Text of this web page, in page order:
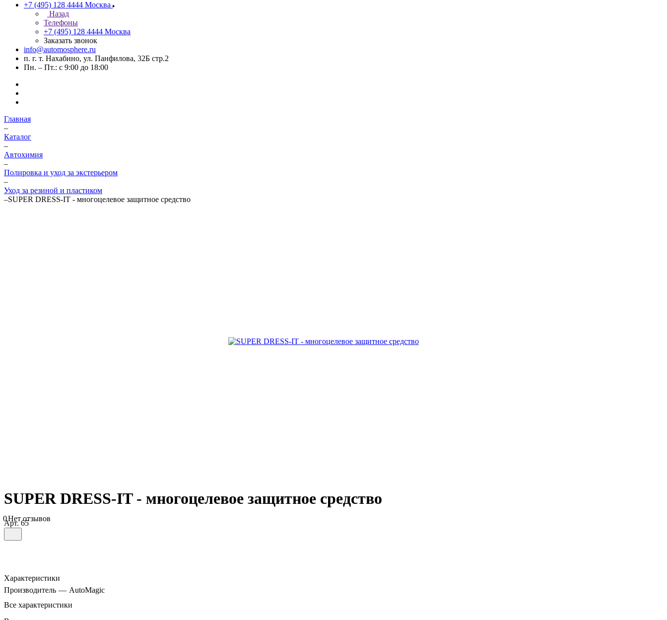
+7 (495) 128 4444 Москва
Назад
Телефоны
+7 (495) 128 4444 Москва
Заказать звонок
info@automosphere.ru
п. г. т. Нахабино, ул. Панфилова, 32Б стр.2
Пн. – Пт.: с 9:00 до 18:00
Главная
–
Каталог
–
Автохимия
–
Полировка и уход за экстерьером
–
Уход за резиной и пластиком
–SUPER DRESS-IT - многоцелевое защитное средство
SUPER DRESS-IT - многоцелевое защитное средство
0Нет отзывов
Арт.65
Характеристики
Производитель — AutoMagic
Все характеристики